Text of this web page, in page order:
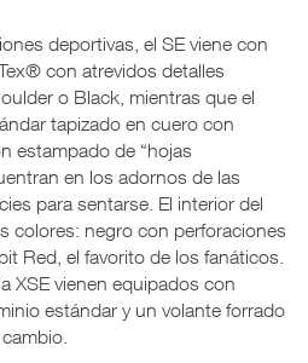
deportivas, el SE viene con
con atrevidos detalles
o Black, mientras que el
tapizado en cuero con
estampado de “hojas
en los adornos de las
para sentarse. El interior del
colores: negro con perforaciones
Red, el favorito de los fanáticos.
XSE vienen equipados con
estándar y un volante forrado